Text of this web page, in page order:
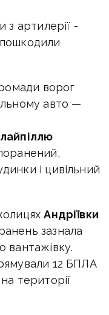
з артилерії -
ворог
авто —
і цивільний
Андріївки
зазнала
вантажівку.
12 БПЛА
території